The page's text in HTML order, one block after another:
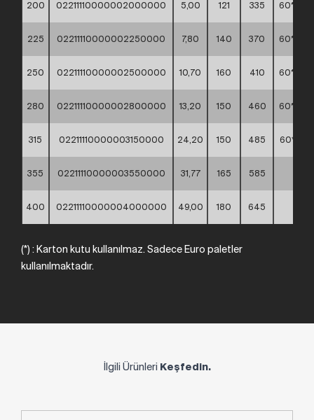
200 02211110000002000000 5,00 121 335
225 02211110000002250000 7,80 140 370
250 02211110000002500000 10,70 160 410
280 02211110000002800000 13,20 150 460
315 02211110000003150000 24,20 150 485
355 02211110000003550000 31,77 165 585
400 02211110000004000000 49,00 180 645
(*) : Karton kutu kullanılmaz. Sadece Euro paletler
kullanılmaktadır.
İlgili Ürünleri Keşfedin.